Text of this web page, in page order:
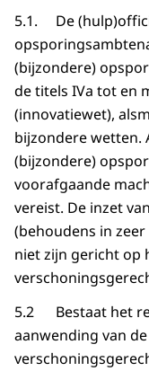
5.1. De
(bijzondere)
de titels IVa tot en
(innovatiewet),
bijzondere wetten.
(bijzondere)
voorafgaande
vereist. De inzet
(behoudens in
niet zijn gericht op
5.2 Bestaat het
aanwending van